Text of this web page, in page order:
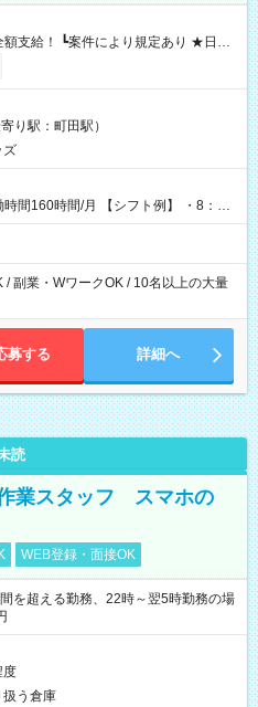
いたその日に現金GET♪ お仕事後はコ
とせます！ 【試用期間】試
り駅：町田駅）
ズ
【シフト例】 ・8：00
/ 副業・WワークOK / 10名以上の大量
募する 詳細へ
読
業スタッフ スマホの
WEB登録・面接OK
超える勤務、22時～翌5時勤務の場
度
扱う倉庫